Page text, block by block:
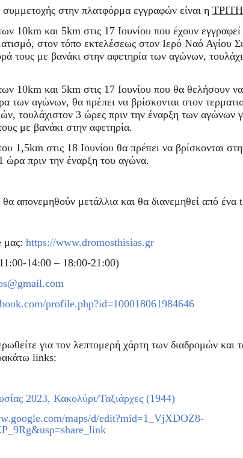
στην πλατφόρμα εγγραφών είναι η
10km και 5km στις 17 Ιουνίου που έχουν
στον τόπο εκτελέσεως στον Ιερό Ναό Αγίου
τους με βανάκι στην αφετηρία των αγώνων,
10km και 5km στις 17 Ιουνίου που θα θελήσουν
των αγώνων, θα πρέπει να βρίσκονται στον
τουλάχιστον 3 ώρες πριν την έναρξη των αγώνων
με βανάκι στην αφετηρία.
1,5km στις 18 Ιουνίου θα πρέπει να βρίσκονται
ώρα πριν την έναρξη του αγώνα.
θα απονεμηθούν μετάλλια και θα διανεμηθεί από
μας: https://www.dromosthisias.gr
14:00 – 18:00-21:00)
profile.php?id=100018061984646
για τον λεπτομερή χάρτη των διαδρομών και
links:
2023, Κακολύρι/Ταξιάρχες (1944)
maps/d/edit?mid=1_VjXDOZ8-